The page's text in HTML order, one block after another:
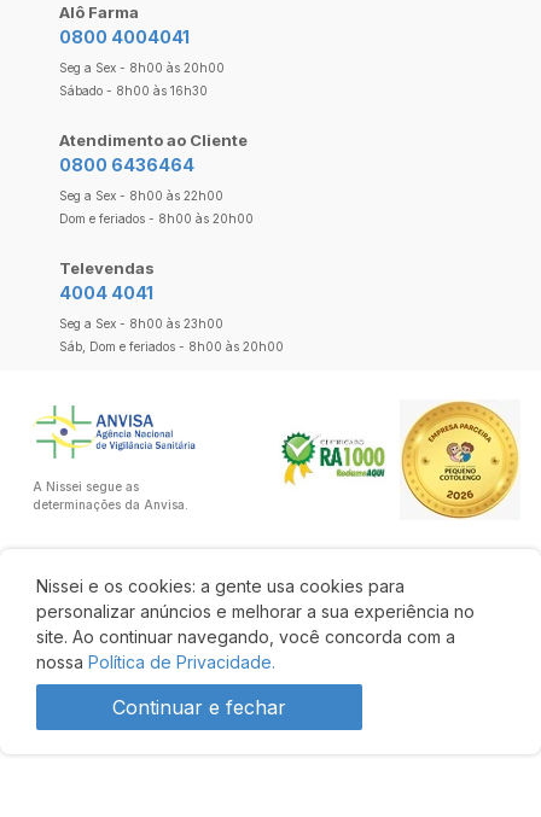
Nissei e os cookies: a gente usa cookies para
personalizar anúncios e melhorar a sua experiência no
site. Ao continuar navegando, você concorda com a
nossa Política de Privacidade.
Continuar e fechar
Alô Farma
0800 4004041
Seg a Sex - 8h00 às 20h00
Sábado - 8h00 às 16h30
Atendimento ao Cliente
0800 6436464
Seg a Sex - 8h00 às 22h00
Dom e feriados - 8h00 às 20h00
Televendas
4004 4041
Seg a Sex - 8h00 às 23h00
Sáb, Dom e feriados - 8h00 às 20h00
A Nissei segue as
determinações da Anvisa.